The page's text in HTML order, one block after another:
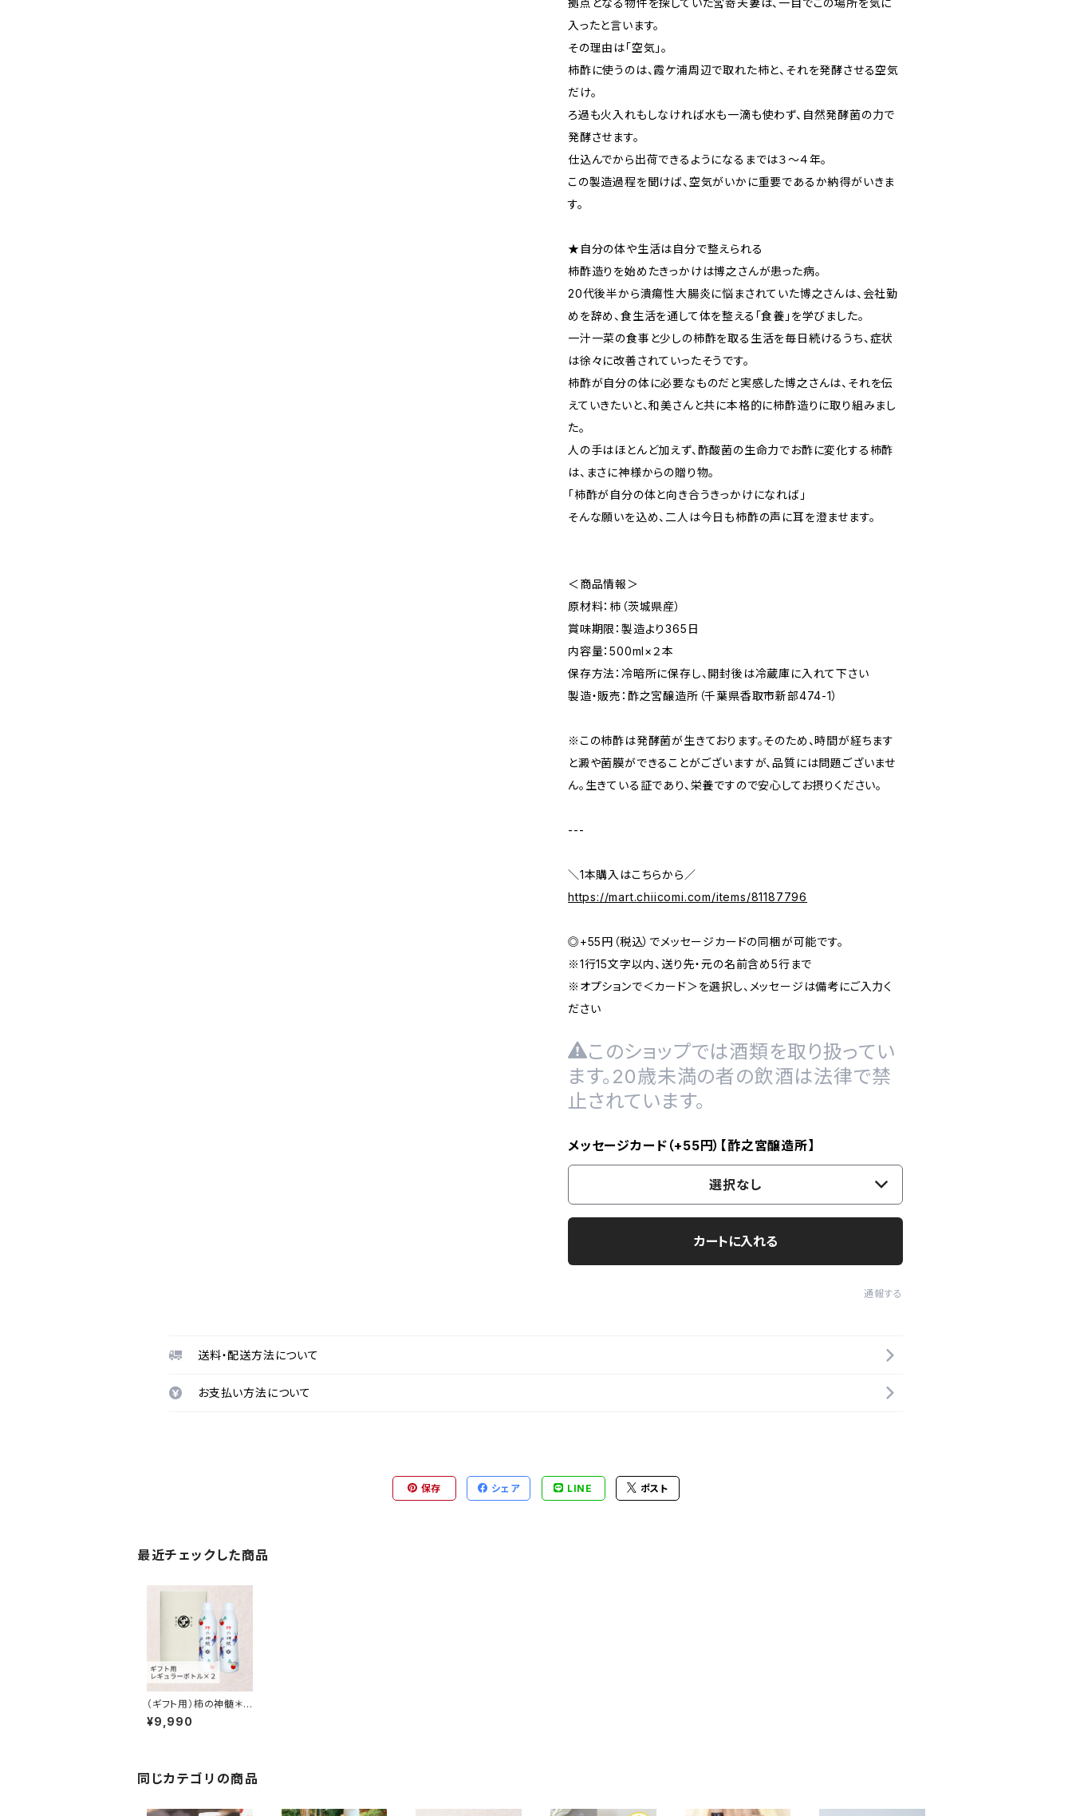
拠点となる物件を探していた宮嵜夫妻は、一目でこの場所を気に
入ったと言います。
その理由は「空気」。
柿酢に使うのは、霞ケ浦周辺で取れた柿と、それを発酵させる空気
だけ。
ろ過も火入れもしなければ水も一滴も使わず、自然発酵菌の力で
発酵させます。
仕込んでから出荷できるようになるまでは３〜４年。
この製造過程を聞けば、空気がいかに重要であるか納得がいきま
す。
★自分の体や生活は自分で整えられる
柿酢造りを始めたきっかけは博之さんが患った病。
20代後半から潰瘍性大腸炎に悩まされていた博之さんは、会社勤
めを辞め、食生活を通して体を整える「食養」を学びました。
一汁一菜の食事と少しの柿酢を取る生活を毎日続けるうち、症状
は徐々に改善されていったそうです。
柿酢が自分の体に必要なものだと実感した博之さんは、それを伝
えていきたいと、和美さんと共に本格的に柿酢造りに取り組みまし
た。
人の手はほとんど加えず、酢酸菌の生命力でお酢に変化する柿酢
は、まさに神様からの贈り物。
「柿酢が自分の体と向き合うきっかけになれば」
そんな願いを込め、二人は今日も柿酢の声に耳を澄ませます。
＜商品情報＞
原材料：柿（茨城県産）
賞味期限：製造より365日
内容量：500ml×２本
保存方法：冷暗所に保存し、開封後は冷蔵庫に入れて下さい
製造・販売：酢之宮醸造所（千葉県香取市新部474-1）
※この柿酢は発酵菌が生きております。そのため、時間が経ちます
と澱や菌膜ができることがございますが、品質には問題ございませ
ん。生きている証であり、栄養ですので安心してお摂りください。
---
＼1本購入はこちらから／
https://mart.chiicomi.com/items/81187796
◎+55円（税込）でメッセージカードの同梱が可能です。
※1行15文字以内、送り先・元の名前含め5行まで
※オプションで＜カード＞を選択し、メッセージは備考にご入力く
ださい
このショップでは酒類を取り扱ってい
ます。20歳未満の者の飲酒は法律で禁
止されています。
メッセージカード（+55円）【酢之宮醸造所】
選択なし
カートに入れる
通報する
送料・配送方法について
お支払い方法について
保存 シェア LINE ポスト
最近チェックした商品
（ギフト用）柿の神髄＊レ
ギュラーボトル２本入
【酢之宮醸造所】
¥9,990
同じカテゴリの商品